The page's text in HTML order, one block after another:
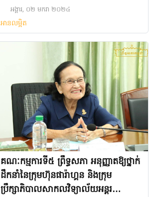
អង្គារ, ០២ មករា ២០២៤
អានលម្អិត
គណៈកម្មការទី៥ ព្រឹទ្ធសភា អនុញ្ញាតឱ្យថ្នាក់
ដឹកនាំនៃក្រុមហ៊ុនផារ៉ាហ្គន និងក្រុម
ប្រឹក្សាភិបាលសាកលវិទ្យាល័យអន្តរ